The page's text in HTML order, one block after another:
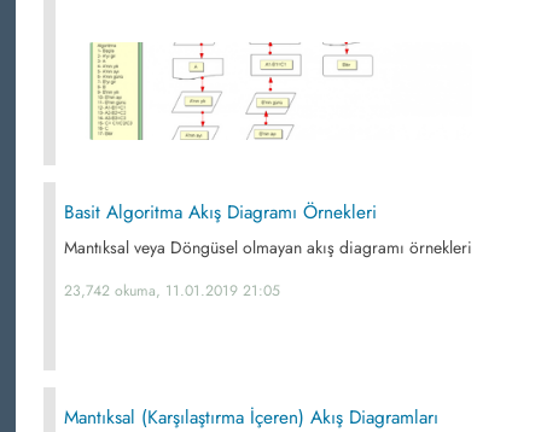
Basit Algoritma Akış Diagramı Örnekleri
Mantıksal veya Döngüsel olmayan akış diagramı örnekleri
23,742 okuma, 11.01.2019 21:05
Mantıksal (Karşılaştırma İçeren) Akış Diagramları